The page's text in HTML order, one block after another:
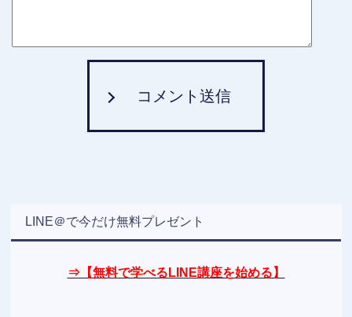
コメント送信
LINE＠で今だけ無料プレゼント
⇒【無料で学べるLINE講座を始める】